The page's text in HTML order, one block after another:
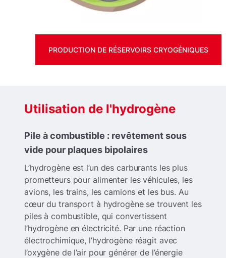
PRODUCTION DE RÉSERVOIRS CRYOGÉNIQUES
Utilisation de l'hydrogène
Pile à combustible : revêtement sous
vide pour plaques bipolaires
L’hydrogène est l’un des carburants les plus
prometteurs pour alimenter les véhicules, les
avions, les trains, les camions et les bus. Au
cœur du transport à hydrogène se trouvent les
piles à combustible, qui convertissent
l’hydrogène en électricité. Par une réaction
électrochimique, l’hydrogène réagit avec
l’oxygène de l’air pour générer de l’énergie